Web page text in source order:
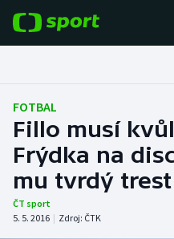
Fotbal
Hokej
Tenis
Atletika
FOTBAL
Fillo musí
Frýdka na
mu tvrdý trest
ČT sport
5. 5. 2016 | Zdroj: ČTK